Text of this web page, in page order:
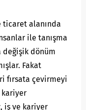
ticaret alanında
ile tanışma
değişik dönüm
Fakat
fırsata çevirmeyi
kariyer
iş ve kariyer